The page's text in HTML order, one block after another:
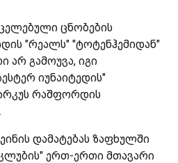
ცნობების
"რეალს" "ტოტენჰემიდან"
არ გამოუვა, იგი
იუნაიტედის"
რაშფორდის
დამატებას ზაფხულში
ერთ-ერთი მთავარი